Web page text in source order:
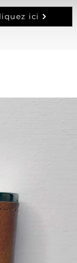
ici